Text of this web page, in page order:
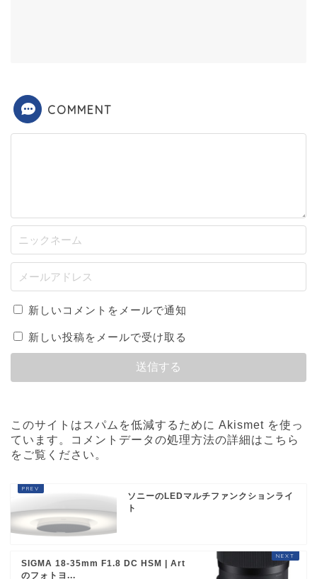
COMMENT
新しいコメントをメールで通知
新しい投稿をメールで受け取る
このサイトはスパムを低減するために Akismet を使っ
ています。
コメントデータの処理方法の詳細はこちら
をご覧ください 。
ソニーのLEDマルチファンクションライ
ト
SIGMA 18-35mm F1.8 DC HSM | Art
のフォトヨ...